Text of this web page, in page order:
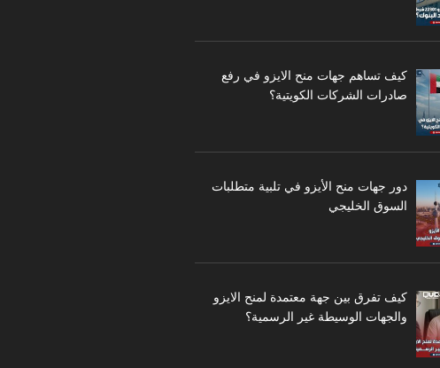
كيف تساهم جهات منح الايزو في رفع
صادرات الشركات الكويتية؟
دور جهات منح الأيزو في تلبية متطلبات
السوق الخليجي
كيف تفرق بين جهة معتمدة لمنح الايزو
والجهات الوسيطة غير الرسمية؟